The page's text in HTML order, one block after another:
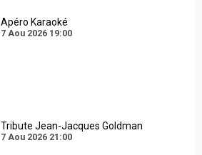
Apéro Karaoké
7 Aou 2026 19:00
Tribute Jean-Jacques Goldman
7 Aou 2026 21:00